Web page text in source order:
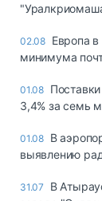
02.08 Европа
минимума
01.08
3,4% за семь
01.08 В
выявлению
31.07
В